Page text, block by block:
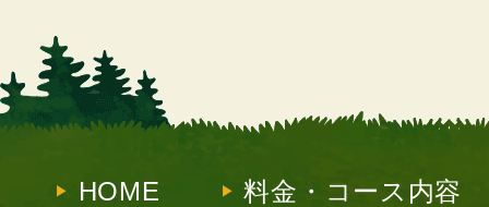
HOME 料金・コース内容